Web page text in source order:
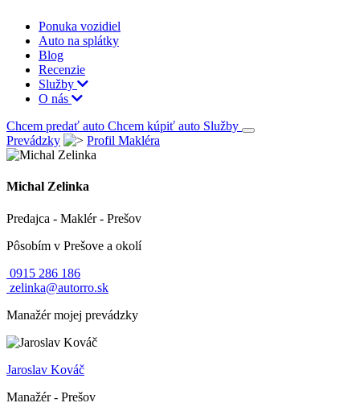
Ponuka vozidiel
Auto na splátky
Blog
Recenzie
Služby
O nás
Chcem predať auto Chcem kúpiť auto Služby
Prevádzky
Profil Makléra
Michal Zelinka
Predajca - Maklér - Prešov
Pôsobím v Prešove a okolí
0915 286 186
zelinka@autorro.sk
Manažérmojej prevádzky
Jaroslav Kováč
Manažér - Prešov